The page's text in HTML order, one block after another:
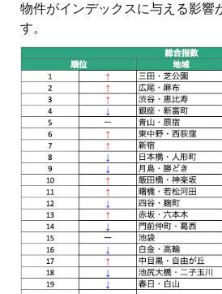
物件がインデックスに与える影響
す。